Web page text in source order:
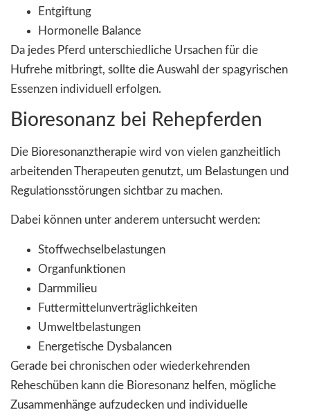
Entgiftung
Hormonelle Balance
Da jedes Pferd unterschiedliche Ursachen für die
Hufrehe mitbringt, sollte die Auswahl der spagyrischen
Essenzen individuell erfolgen.
Bioresonanz bei Rehepferden
Die Bioresonanztherapie wird von vielen ganzheitlich
arbeitenden Therapeuten genutzt, um Belastungen und
Regulationsstörungen sichtbar zu machen.
Dabei können unter anderem untersucht werden:
Stoffwechselbelastungen
Organfunktionen
Darmmilieu
Futtermittelunverträglichkeiten
Umweltbelastungen
Energetische Dysbalancen
Gerade bei chronischen oder wiederkehrenden
Reheschüben kann die Bioresonanz helfen, mögliche
Zusammenhänge aufzudecken und individuelle